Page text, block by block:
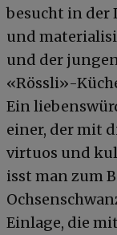
besucht in der
und
und der
«Rössli»-
Ein
einer, der mit
virtuos und
isst man zum
Einlage, die